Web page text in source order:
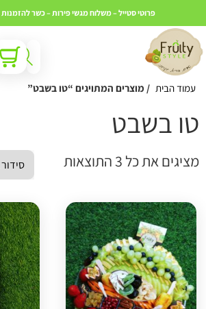
פרוטי סטייל – משלוח מגשי פירות – כשרלהזמנות – 058-7654774
0
עמוד הבית / מוצרים המתויגים “טו בשבט”
בשבט
את כל ⁦3⁩ התוצאות